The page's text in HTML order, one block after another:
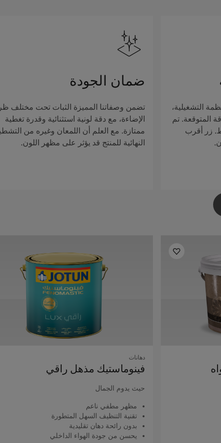
التشغيلية،
المتوقعة. تم
زر أقرب
ضمان الجودة
تضمن وصفاتنا المميزة الثبات تحت مختلف
الإضاءة، مع دقة لونية استثنائية وقدرة تغطية
ممتازة. مع العلم أن اللمعان وغيره من
النهائية للمنتج قد يؤثر على مظهر اللون.
دهانات
فينوماستيك مذهل راقي
حيث يدوم الجمال
مظهر مطفي ناعم
تقنية التنظيف السهل المتطورة
بدون رائحة دهان تقليدية
يحسن من جودة الهواء الداخلي